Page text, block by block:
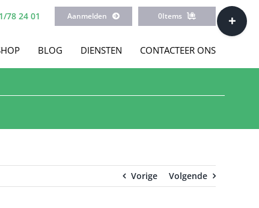
78 24 01 Aanmelden 0Items
BLOG DIENSTEN CONTACTEER ONS
Vorige Volgende
Toggle
Sliding